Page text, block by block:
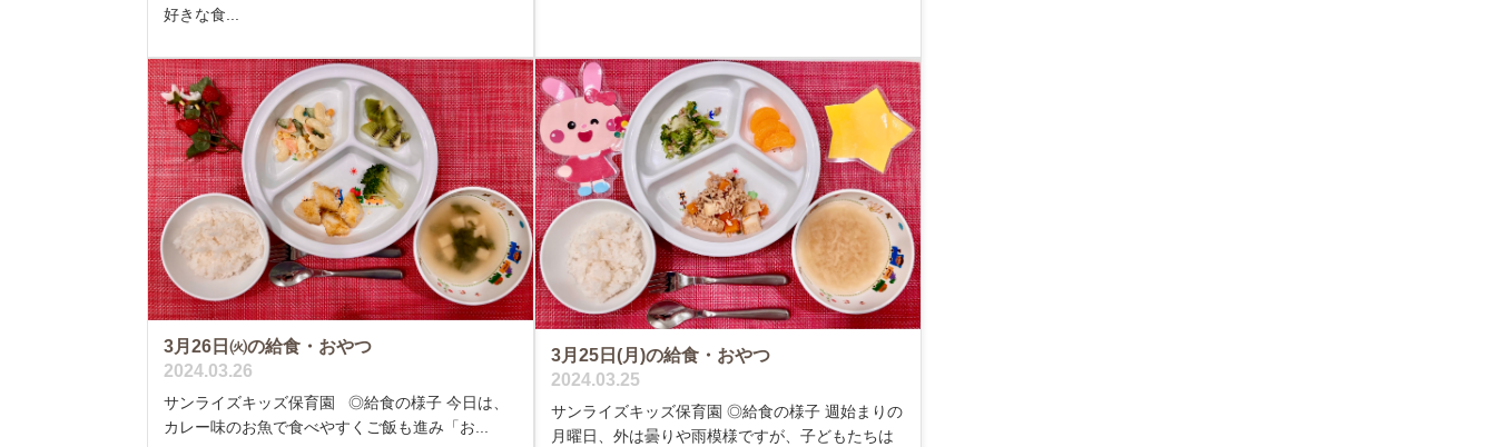
好きな食...
3月26日㈫の給食・おやつ
2024.03.26
サンライズキッズ保育園 ◎給食の様子 今日は、
カレー味のお魚で食べやすくご飯も進み「お...
3月25日(月)の給食・おやつ
2024.03.25
サンライズキッズ保育園 ◎給食の様子 週始まりの
月曜日、外は曇りや雨模様ですが、子どもたちは